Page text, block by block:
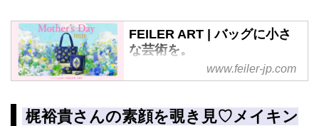
FEILER ART | バッグに小さ
な芸術を。
美しいデザインを繊細に織り込ん
に寄り添い、やさしく語りかける
それは、最も身近なアートなのか
www.feiler-jp.com
梶裕貴さんの素顔を覗き見♡メイキン